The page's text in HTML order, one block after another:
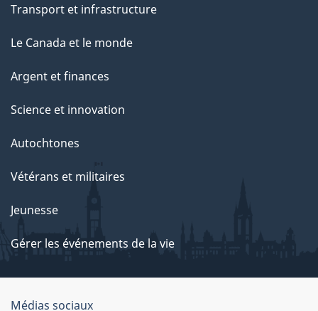
Transport et infrastructure
Le Canada et le monde
Argent et finances
Science et innovation
Autochtones
Vétérans et militaires
Jeunesse
Gérer les événements de la vie
Médias sociaux